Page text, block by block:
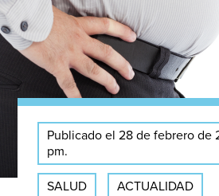
Publicado el 28 de febrero de
pm.
SALUD ACTUALIDAD